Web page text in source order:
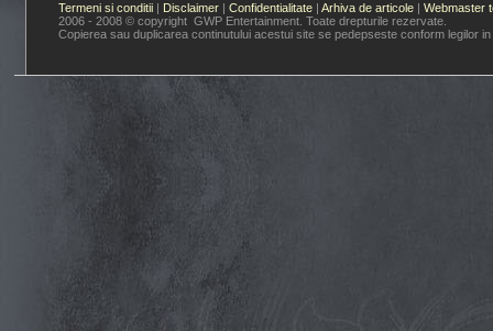
Termeni si conditii | Disclaimer | Confidentialitate | Arhiva de articole | Webmaster
2006 - 2008 © copyright GWP Entertainment. Toate drepturile rezervate.
Copierea sau duplicarea continutului acestui site se pedepseste conform legilor